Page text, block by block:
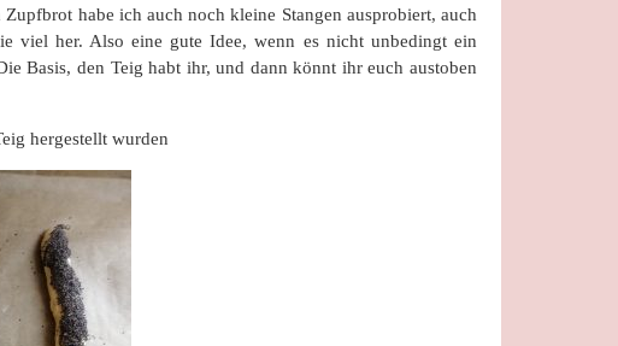
habe ich auch noch kleine Stangen ausprobiert, auch
viel her. Also eine gute Idee, wenn es nicht unbedingt ein
Basis, den Teig habt ihr, und dann könnt ihr euch austoben
hergestellt wurden